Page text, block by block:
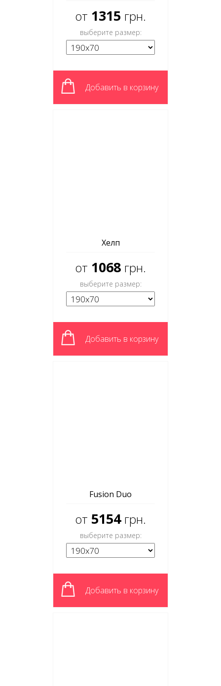
от 1315 грн.
выберите размер:
Добавить в корзину
Хелп
от 1068 грн.
выберите размер:
Добавить в корзину
Fusion Duo
от 5154 грн.
выберите размер:
Добавить в корзину